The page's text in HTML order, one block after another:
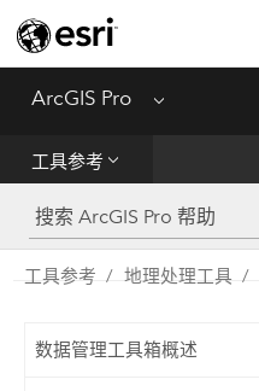
ArcGIS Pro Menu
工具参考
工具参考
Python
工具参考 地理处理工具
数据管理工具箱概述